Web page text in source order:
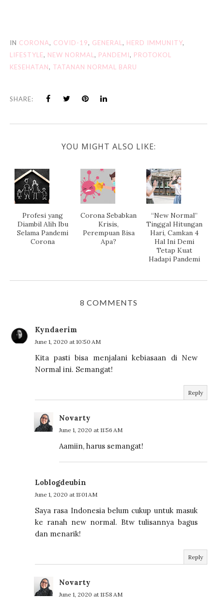
IN CORONA, COVID-19, GENERAL , HERD IMMUNITY,
LIFESTYLE, NEW NORMAL , PANDEMI, PROTOKOL
KESEHATAN, TATANAN NORMAL BARU
SHARE:
YOU MIGHT ALSO LIKE:
Profesi yang
Diambil Alih Ibu
Selama Pandemi
Corona
Corona Sebabkan
Krisis,
Perempuan Bisa
Apa?
“New Normal”
Tinggal Hitungan
Hari, Camkan 4
Hal Ini Demi
Tetap Kuat
Hadapi Pandemi
8 COMMENTS
Kyndaerim
June 1, 2020 at 10:50 AM
Kita pasti bisa menjalani kebiasaan di New
Normal ini. Semangat!
Reply
Novarty
June 1, 2020 at 11:56 AM
Aamiin, harus semangat!
Loblogdeubin
June 1, 2020 at 11:01 AM
Saya rasa Indonesia belum cukup untuk masuk
ke ranah new normal. Btw tulisannya bagus
dan menarik!
Reply
Novarty
June 1, 2020 at 11:58 AM